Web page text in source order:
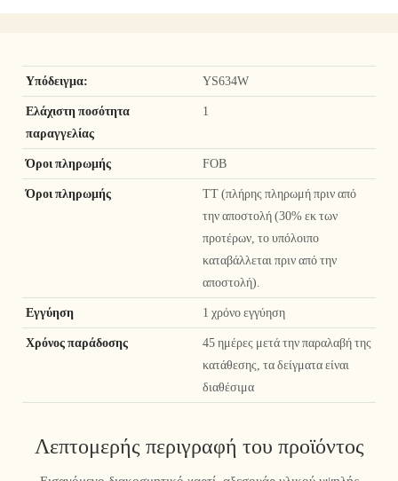
Υπόδειγμα: YS634W
Ελάχιστη ποσότητα
παραγγελίας
1
Όροι πληρωμής FOB
Όροι πληρωμής
TT (πλήρης πληρωμή πριν από
την αποστολή (30% εκ των
προτέρων, το υπόλοιπο
καταβάλλεται πριν από την
αποστολή).
Εγγύηση 1 χρόνο εγγύηση
Χρόνος παράδοσης
45 ημέρες μετά την παραλαβή της
κατάθεσης, τα δείγματα είναι
διαθέσιμα
Λεπτομερής περιγραφή του προϊόντος